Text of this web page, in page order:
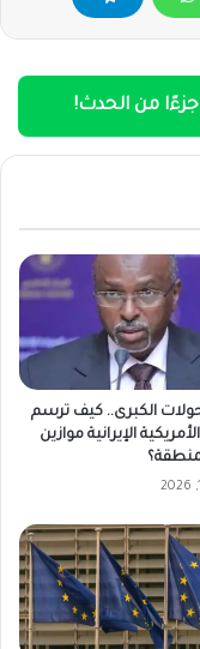
من الحدث!
الكبرى.. كيف ترسم
الإيرانية موازين